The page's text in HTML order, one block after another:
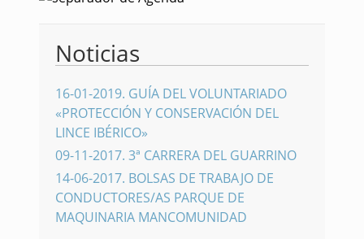
Noticias
16-01-2019. GUÍA DEL VOLUNTARIADO
«PROTECCIÓN Y CONSERVACIÓN DEL
LINCE IBÉRICO»
09-11-2017. 3ª CARRERA DEL GUARRINO
14-06-2017. BOLSAS DE TRABAJO DE
CONDUCTORES/AS PARQUE DE
MAQUINARIA MANCOMUNIDAD